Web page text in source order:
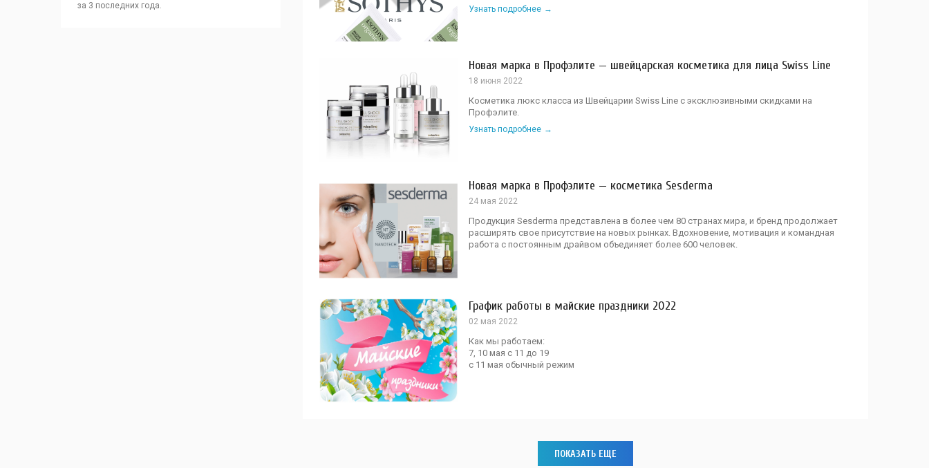
за 3 последних года.
Узнать подробнее
Новая марка в Профэлите — швейцарская косметика для лица Swiss Line
18 июня 2022
Косметика люкс класса из Швейцарии Swiss Line с эксклюзивными скидками на
Профэлите.
Узнать подробнее
Новая марка в Профэлите — косметика Sesderma
24 мая 2022
Продукция Sesderma представлена в более чем 80 странах мира, и бренд продолжает
расширять свое присутствие на новых рынках. Вдохновение, мотивация и командная
работа с постоянным драйвом объединяет более 600 человек.
График работы в майские праздники 2022
02 мая 2022
Как мы работаем:
7, 10 мая с 11 до 19
с 11 мая обычный режим
ПОКАЗАТЬ ЕЩЕ